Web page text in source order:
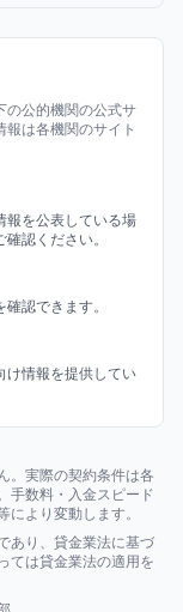
の公的機関の公式サ
は各機関のサイト
報を公表している場
認ください。
認できます。
け情報を提供してい
。実際の契約条件は各
手数料・入金スピード
より変動します。
あり、貸金業法に基づ
ては貸金業法の適用を